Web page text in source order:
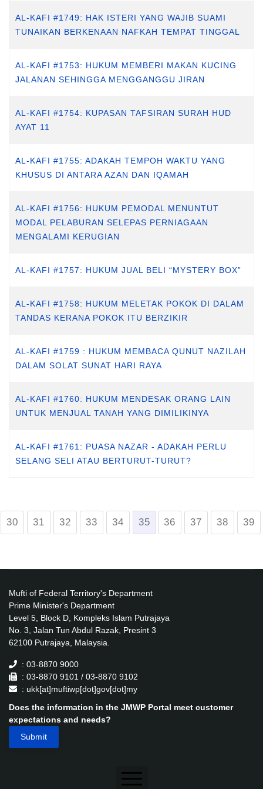
AL-KAFI #1749: HAK ISTERI YANG WAJIB SUAMI
TUNAIKAN BERKENAAN NAFKAH TEMPAT TINGGAL
AL-KAFI #1753: HUKUM MEMBERI MAKAN KUCING
JALANAN SEHINGGA MENGGANGGU JIRAN
AL-KAFI #1754: KUPASAN TAFSIRAN SURAH HUD
AYAT 11
AL-KAFI #1755: ADAKAH TEMPOH WAKTU YANG
KHUSUS DI ANTARA AZAN DAN IQAMAH
AL-KAFI #1756: HUKUM PEMODAL MENUNTUT
MODAL PELABURAN SELEPAS PERNIAGAAN
MENGALAMI KERUGIAN
AL-KAFI #1757: HUKUM JUAL BELI “MYSTERY BOX”
AL-KAFI #1758: HUKUM MELETAK POKOK DI DALAM
TANDAS KERANA POKOK ITU BERZIKIR
AL-KAFI #1759 : HUKUM MEMBACA QUNUT NAZILAH
DALAM SOLAT SUNAT HARI RAYA
AL-KAFI #1760: HUKUM MENDESAK ORANG LAIN
UNTUK MENJUAL TANAH YANG DIMILIKINYA
AL-KAFI #1761: PUASA NAZAR - ADAKAH PERLU
SELANG SELI ATAU BERTURUT-TURUT?
30 31 32 33 34 35 36 37 38 39
Mufti of Federal Territory's Department
Prime Minister's Department
Level 5, Block D, Kompleks Islam Putrajaya
No. 3, Jalan Tun Abdul Razak, Presint 3
62100 Putrajaya, Malaysia.
: 03-8870 9000
: 03-8870 9101 / 03-8870 9102
: ukk[at]muftiwp[dot]gov[dot]my
Does the information in the JMWP Portal meet customer
expectations and needs?